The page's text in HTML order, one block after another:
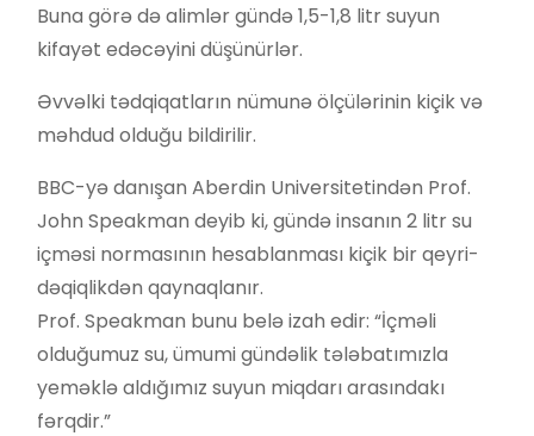
Buna görə də alimlər gündə 1,5-1,8 litr suyun
kifayət edəcəyini düşünürlər.
Əvvəlki tədqiqatların nümunə ölçülərinin kiçik və
məhdud olduğu bildirilir.
BBC-yə danışan Aberdin Universitetindən Prof.
John Speakman deyib ki, gündə insanın 2 litr su
içməsi normasının hesablanması kiçik bir qeyri-
dəqiqlikdən qaynaqlanır.
Prof. Speakman bunu belə izah edir: “İçməli
olduğumuz su, ümumi gündəlik tələbatımızla
yeməklə aldığımız suyun miqdarı arasındakı
fərqdir.”